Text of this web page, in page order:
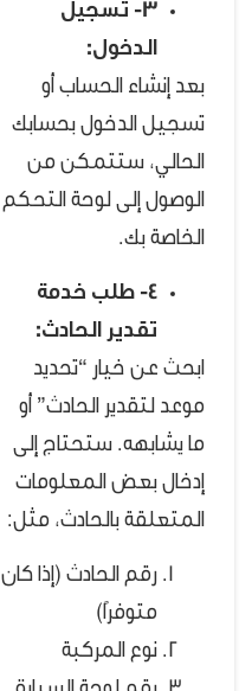
3- تسجيل
الدخول:
بعد إنشاء الحساب أو
تسجيل الدخول بحسابك
الحالي، ستتمكن من
الوصول إلى لوحة التحكم
الخاصة بك.
4- طلب خدمة
تقدير الحادث:
ابحث عن خيار “تحديد
موعد لتقدير الحادث” أو
ما يشابهه. ستحتاج إلى
إدخال بعض المعلومات
المتعلقة بالحادث، مثل:
رقم الحادث (إذا كان
متوفرًا)
نوع المركبة